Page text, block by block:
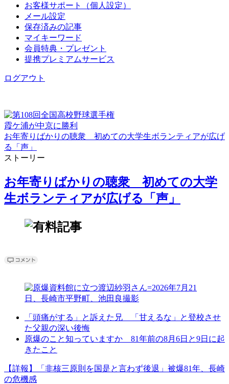
お客様サポート（個人設定）
メール設定
保存済みの記事
マイキーワード
会員特典・プレゼント
提携プレミアムサービス
ログアウト
霞ケ浦が中京に勝利
お年寄りばかりの聴衆 初めての大学生ボランティアが広げ
る「声」
ストーリー
お年寄りばかりの聴衆 初めての大学
生ボランティアが広げる「声」
「頭痛がする」と訴えた兄 「甘えるな」と登校させ
た父親の深い後悔
原爆のこと知っていますか 81年前の8月6日と9日に起
きたこと
【詳報】「非核三原則を国是と言わず後退」被爆81年、長崎
の危機感